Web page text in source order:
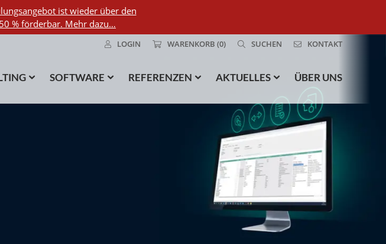
ist wieder über den
% förderbar. Mehr dazu…
LOGIN WARENKORB (0) SUCHEN KONTAKT
SOFTWARE REFERENZEN AKTUELLES ÜBER UNS